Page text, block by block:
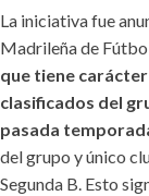
La iniciativa fue
Madrileña de
que tiene
clasificados del
pasada
del grupo y único
Segunda B. Esto